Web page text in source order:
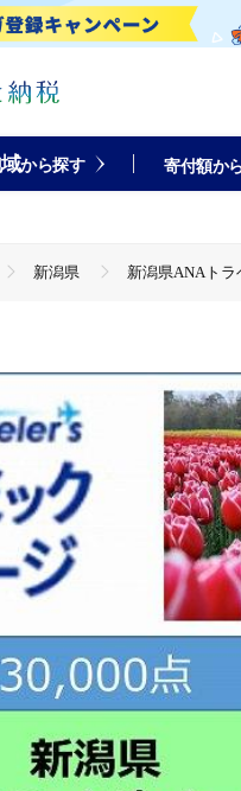
から探す 寄付額か
新潟県 新潟県ANAト